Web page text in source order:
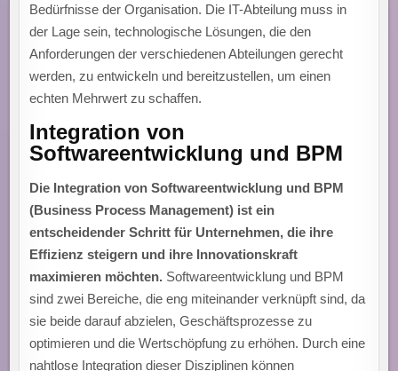
Bedürfnisse der Organisation. Die IT-Abteilung muss in
der Lage sein, technologische Lösungen, die den
Anforderungen der verschiedenen Abteilungen gerecht
werden, zu entwickeln und bereitzustellen, um einen
echten Mehrwert zu schaffen.
Integration von
Softwareentwicklung und BPM
Die Integration von Softwareentwicklung und BPM
(Business Process Management) ist ein
entscheidender Schritt für Unternehmen, die ihre
Effizienz steigern und ihre Innovationskraft
maximieren möchten. Softwareentwicklung und BPM
sind zwei Bereiche, die eng miteinander verknüpft sind, da
sie beide darauf abzielen, Geschäftsprozesse zu
optimieren und die Wertschöpfung zu erhöhen. Durch eine
nahtlose Integration dieser Disziplinen können